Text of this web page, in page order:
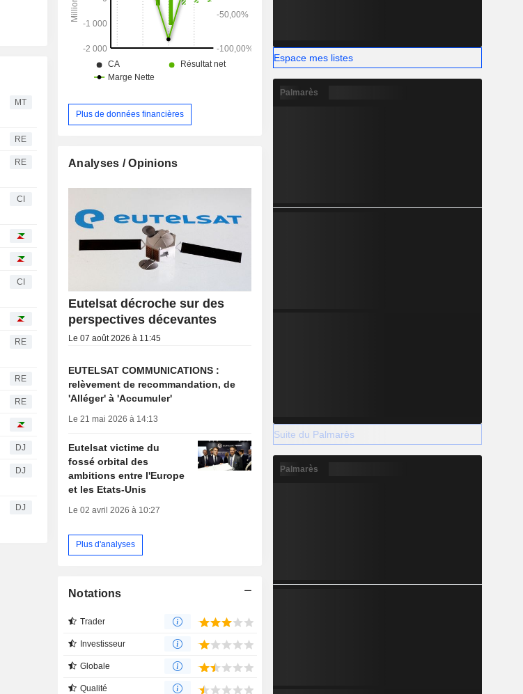
MT
RE
RE
CI
CI
RE
RE
RE
DJ
DJ
DJ
Plus de données financières
Analyses / Opinions
Eutelsat décroche sur des
perspectives décevantes
Le 07 août 2026 à 11:45
EUTELSAT COMMUNICATIONS :
relèvement de recommandation, de
'Alléger' à 'Accumuler'
Le 21 mai 2026 à 14:13
Eutelsat victime du
fossé orbital des
ambitions entre l'Europe
et les Etats-Unis
Le 02 avril 2026 à 10:27
Plus d'analyses
Notations
Trader
Investisseur
Globale
Qualité
Espace mes listes
Palmarès
Suite du Palmarès
Palmarès